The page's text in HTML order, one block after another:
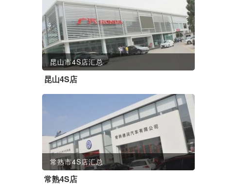
昆山市4S店汇总
昆山4S店
常熟市4S店汇总
常熟4S店